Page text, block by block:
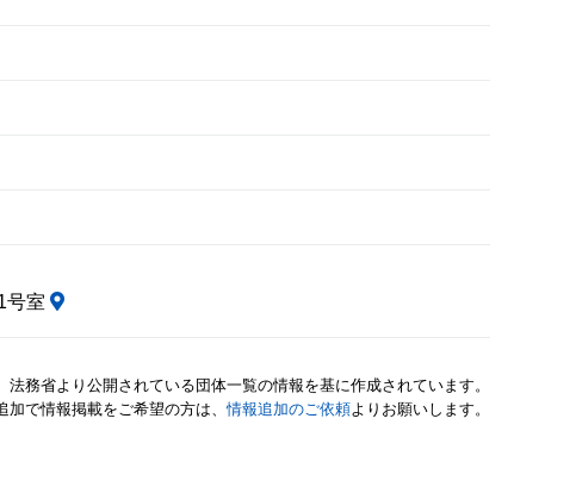
号室
法務省より公開されている団体一覧の情報を基に作成されています。
加で情報掲載をご希望の方は、情報追加のご依頼よりお願いします。